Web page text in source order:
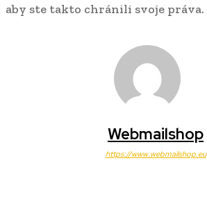
aby ste takto chránili svoje práva.
Webmailshop
https://www.webmailshop.eu